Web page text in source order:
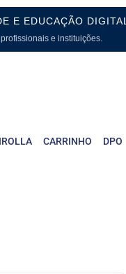
E EDUCAÇÃO DIGITAL
e instituições.
CARRINHO DPO